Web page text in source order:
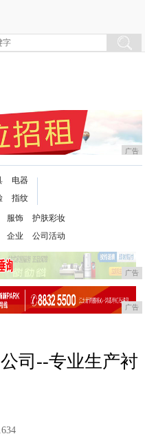
广告
电器
指纹
服饰
企业
护肤彩妆
公司活动
广告
广告
司--专业生产衬